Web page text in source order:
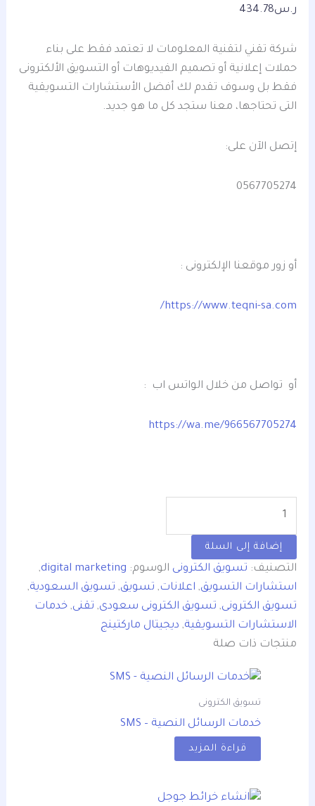
ر.س434.78
شركة تقني لتقنية المعلومات لا تعتمد فقط على بناء
حملات إعلانية أو تصميم الفيديوهات أو التسويق الألكترونى
فقط بل وسوف تقدم لك أفضل الأستشارات التسويقية
التى تحتاجها، معنا ستجد كل ما هو جديد.
إتصل الآن على:
0567705274
أو زور موقعنا الإلكترونى :
https://www.teqni-sa.com/
أو تواصل من خلال الواتس اب :
https://wa.me/966567705274
إضافة إلى السلة
التصنيف: تسويق الكترونى الوسوم: digital marketing
,
استشارات التسويق, اعلانات, تسويق, تسويق السعودية,
تسويق الكترونى, تسويق الكترونى سعودى, تقنى,خدمات
الاستشارات التسويقية, ديجيتال ماركتينج
منتجات ذات صلة
تسويق الكترونى
خدمات الرسائل النصية – SMS
قراءة المزيد
السعر